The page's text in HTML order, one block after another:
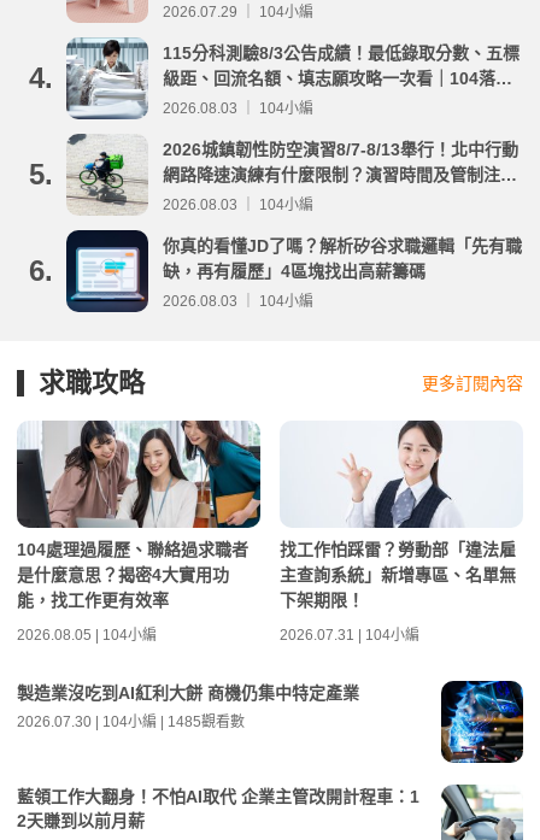
2026.07.29 ｜ 104小編
4.
115分科測驗8/3公告成績！最低錄取分數、五標
級距、回流名額、填志願攻略一次看｜104落點
分析
2026.08.03 ｜ 104小編
5.
2026城鎮韌性防空演習8/7-8/13舉行！北中行動
網路降速演練有什麼限制？演習時間及管制注意
事項整理
2026.08.03 ｜ 104小編
6.
你真的看懂JD了嗎？解析矽谷求職邏輯「先有職
缺，再有履歷」4區塊找出高薪籌碼
2026.08.03 ｜ 104小編
求職攻略 更多訂閱內容
104處理過履歷、聯絡過求職者
是什麼意思？揭密4大實用功
能，找工作更有效率
2026.08.05 | 104小編
找工作怕踩雷？勞動部「違法雇
主查詢系統」新增專區、名單無
下架期限！
2026.07.31 | 104小編
製造業沒吃到AI紅利大餅 商機仍集中特定產業
2026.07.30 | 104小編 | 1485觀看數
藍領工作大翻身！不怕AI取代 企業主管改開計程車：1
2天賺到以前月薪